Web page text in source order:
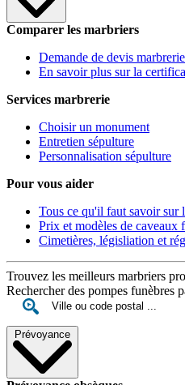
Comparer les marbriers
Demande de devis marbrerie
En savoir plus sur la
Services marbrerie
Choisir un monument
Entretien sépulture
Personnalisation sépulture
Pour vous aider
Tous ce qu'il faut savoir sur
Prix et modèles de caveaux
Cimetières, législiation et
Trouvez les meilleurs marbriers
Rechercher des pompes funèbres
Prévoyance